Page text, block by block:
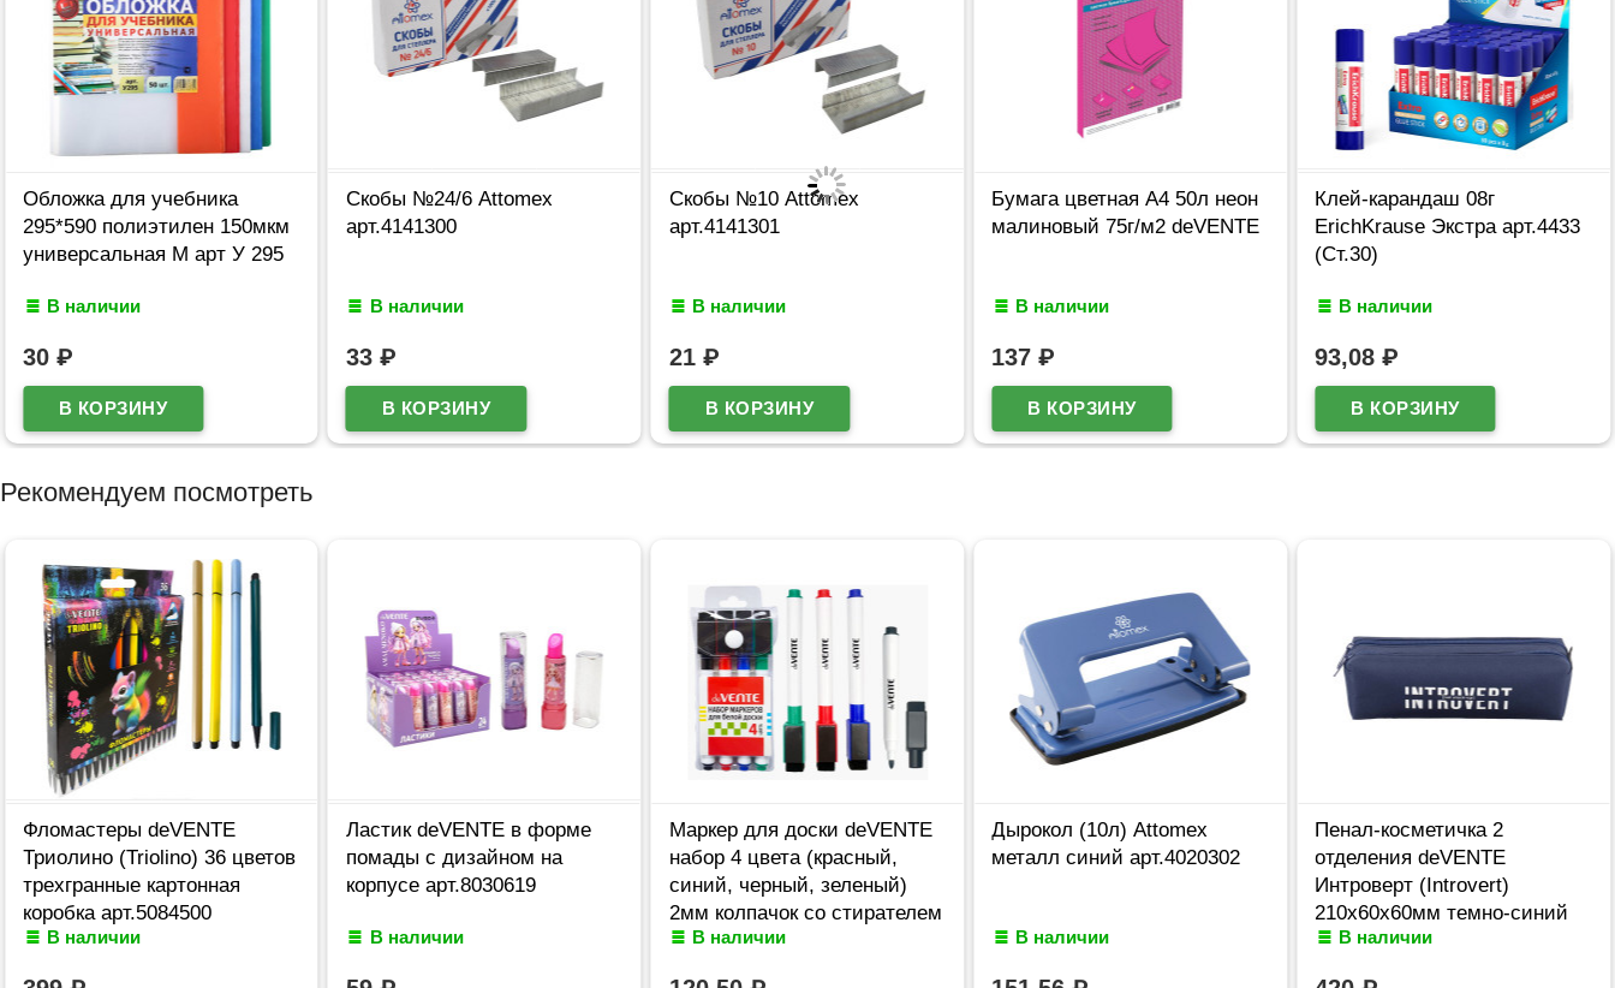
Обложка для учебника
295*590 полиэтилен 150мкм
универсальная М арт У 295
В наличии
30 ₽
Скобы №24/6 Attomex
арт.4141300
В наличии
33 ₽
Скобы №10 Attomex
арт.4141301
В наличии
21 ₽
Бумага цветная А4 50л неон
малиновый 75г/м2 deVENTE
В наличии
137₽
Клей-карандаш 08г
ErichKrause Экстра арт.4433
(Ст.30)
В наличии
93,08₽
Рекомендуем посмотреть
Фломастеры deVENTE
Триолино (Triolino) 36 цветов
трехгранные картонная
коробка арт.5084500
В наличии
Ластик deVENTE в форме
помады с дизайном на
корпусе арт.8030619
В наличии
Маркер для доски deVENTE
набор 4 цвета (красный,
синий, черный, зеленый)
2мм колпачок со стирателем
и магнитом для крепления
В наличии
Дырокол (10л) Attomex
металл синий арт.4020302
В наличии
Пенал-косметичка 2
отделения deVENTE
Интроверт (Introvert)
210x60x60мм темно-синий
арт.7020669
В наличии